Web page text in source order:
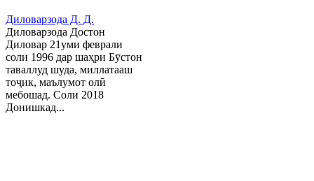
Диловарзода Д. Д.
Диловарзода Достон
Диловар 21уми феврали
соли 1996 дар шаҳри Бӯстон
таваллуд шуда, миллатааш
тоҷик, маълумот олӣ
мебошад. Соли 2018
Донишкад...